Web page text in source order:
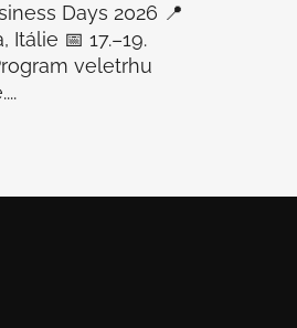
Days 2026 📍
Itálie 📅 17.–19.
veletrhu